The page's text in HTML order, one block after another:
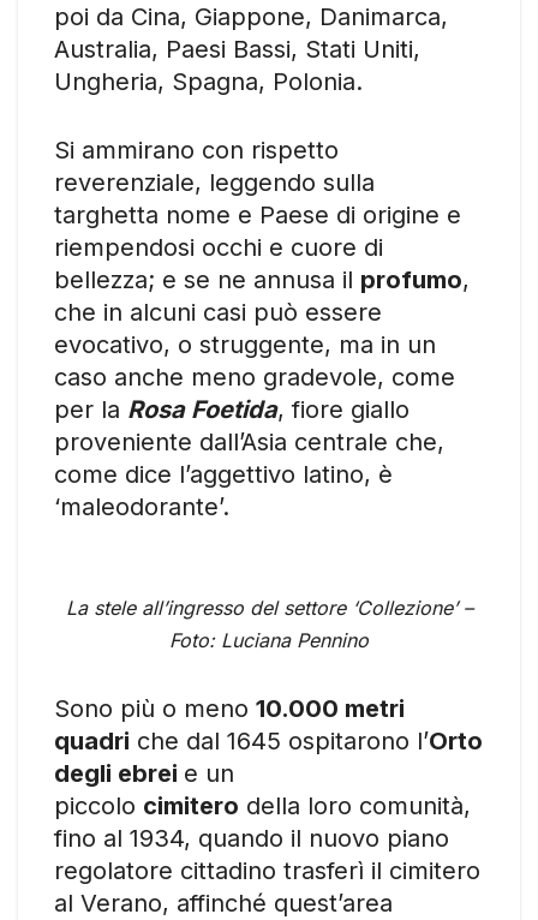
poi da Cina, Giappone, Danimarca,
Australia, Paesi Bassi, Stati Uniti,
Ungheria, Spagna, Polonia.
Si ammirano con rispetto
reverenziale, leggendo sulla
targhetta nome e Paese di origine e
riempendosi occhi e cuore di
bellezza; e se ne annusa il profumo,
che in alcuni casi può essere
evocativo, o struggente, ma in un
caso anche meno gradevole, come
per la Rosa Foetida, fiore giallo
proveniente dall’Asia centrale che,
come dice l’aggettivo latino, è
‘maleodorante’.
La stele all’ingresso del settore ‘Collezione’ –
Foto: Luciana Pennino
Sono più o meno 10.000 metri
quadri che dal 1645 ospitarono l’Orto
degli ebrei e un
piccolo cimitero della loro comunità,
fino al 1934, quando il nuovo piano
regolatore cittadino trasferì il cimitero
al Verano, affinché quest’area